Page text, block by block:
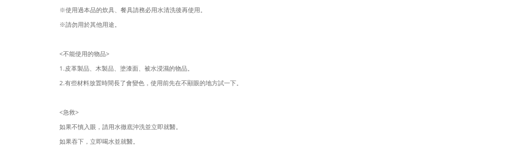
※使用過本品的炊具、餐具請務必用水清洗後再使用。
※請勿用於其他用途。
<不能使用的物品>
1.皮革製品、木製品、塗漆面、被水浸濕的物品。
2.有些材料放置時間長了會變色，使用前先在不顯眼的地方試一下。
<急救>
如果不慎入眼，請用水徹底沖洗並立即就醫。
如果吞下，立即喝水並就醫。